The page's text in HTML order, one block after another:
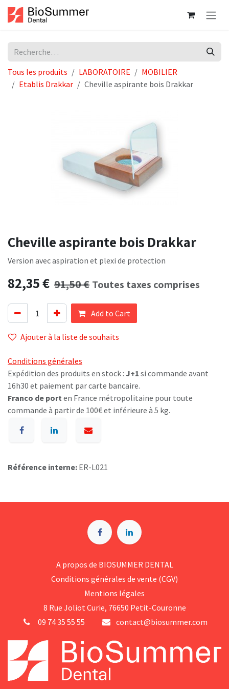
Se rendre au contenu
Tous les produits LABORATOIRE
MOBILIER
Etablis Drakkar
Cheville aspirante bois Drakkar
Cheville aspirante bois Drakkar
Version avec aspiration et plexi de protection
82,35€ 91,50€ Toutes taxes comprises
Add to Cart
Ajouter à la liste de souhaits
Conditions générales
Expédition des produits en stock : J+1 si commande avant
16h30 et paiement par carte bancaire.
Franco de port en France métropolitaine pour toute
commande à partir de 100€ et inférieure à 5 kg.
Référence interne: ER-L021
A p​ropos de BIOSUMMER DENTAL
Conditions générales d​e vente (CGV)
Mentions légales
8 Rue Jol​iot Curie, 76650 Petit-Couronne
09 74 35 55 55
contact@biosummer.com